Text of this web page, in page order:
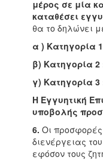
μέρος σε μία
καταθέσει
θα το δηλώνει
α ) Κατηγορία
β) Κατηγορία
γ) Κατηγορία 3
Η Εγγυητική
υποβολής
6. Οι προσφορές
διενέργειας
εφόσον τους